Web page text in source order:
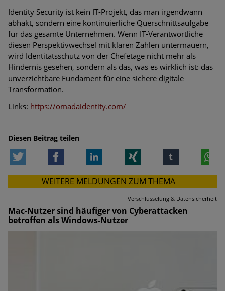
Identity Security ist kein IT-Projekt, das man irgendwann
abhakt, sondern eine kontinuierliche Querschnittsaufgabe
für das gesamte Unternehmen. Wenn IT-Verantwortliche
diesen Perspektivwechsel mit klaren Zahlen untermauern,
wird Identitätsschutz von der Chefetage nicht mehr als
Hindernis gesehen, sondern als das, was es wirklich ist: das
unverzichtbare Fundament für eine sichere digitale
Transformation.
Links: https://omadaidentity.com/
Diesen Beitrag teilen
Facebook LinkedIn tumblr
WEITERE MELDUNGEN ZUM THEMA
Verschlüsselung & Datensicherheit
Mac-Nutzer sind häufiger von Cyberattacken
betroffen als Windows-Nutzer